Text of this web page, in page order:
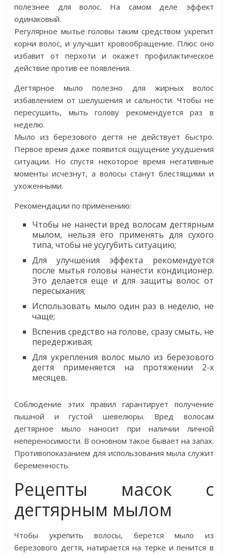
полезнее для волос. На самом деле эффект
одинаковый.
Регулярное мытье головы таким средством укрепит
корни волос, и улучшит кровообращение. Плюс оно
избавит от перхоти и окажет профилактическое
действие против ее появления.
Дегтярное мыло полезно для жирных волос
избавлением от шелушения и сальности. Чтобы не
пересушить, мыть голову рекомендуется раз в
неделю.
Мыло из березового дегтя не действует быстро.
Первое время даже появится ощущение ухудшения
ситуации. Но спустя некоторое время негативные
моменты исчезнут, а волосы станут блестящими и
ухоженными.
Рекомендации по применению:
Чтобы не нанести вред волосам дегтярным
мылом, нельзя его применять для сухого
типа, чтобы не усугубить ситуацию;
Для улучшения эффекта рекомендуется
после мытья головы нанести кондиционер.
Это делается еще и для защиты волос от
пересыхания;
Использовать мыло один раз в неделю, не
чаще;
Вспенив средство на голове, сразу смыть, не
передерживая;
Для укрепления волос мыло из березового
дегтя применяется на протяжении 2-х
месяцев.
Соблюдение этих правил гарантирует получение
пышной и густой шевелюры. Вред волосам
дегтярное мыло наносит при наличии личной
непереносимости. В основном такое бывает на запах.
Противопоказанием для использования мыла служит
беременность.
Рецепты масок с
дегтярным мылом
Чтобы укрепить волосы, берется мыло из
березового дегтя, натирается на терке и пенится в